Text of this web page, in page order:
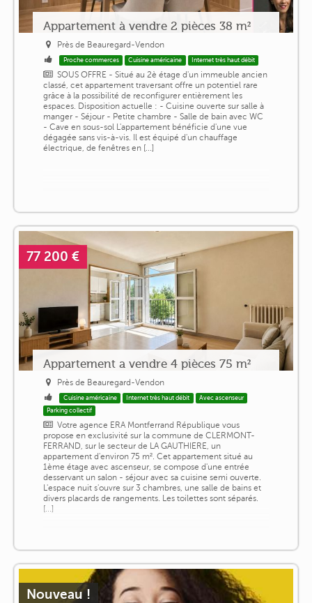
Appartement à vendre 2 pièces 38 m²
Près de Beauregard-Vendon
Proche commerces Cuisine américaine Internet très haut débit
SOUS OFFRE - Situé au 2è étage d'un immeuble ancien
classé, cet appartement traversant offre un potentiel rare
grâce à la possibilité de reconfigurer entièrement les
espaces. Disposition actuelle : - Cuisine ouverte sur salle à
manger - Séjour - Petite chambre - Salle de bain avec WC
- Cave en sous-sol L'appartement bénéficie d'une vue
dégagée sans vis-à-vis. Il est équipé d'un chauffage
électrique, de fenêtres en [...]
77 200 €
Appartement a vendre 4 pièces 75 m²
Près de Beauregard-Vendon
Cuisine américaine Internet très haut débit
Avec ascenseur
Parking collectif
Votre agence ERA Montferrand République vous
propose en exclusivité sur la commune de CLERMONT-
FERRAND, sur le secteur de LA GAUTHIERE, un
appartement d'environ 75 m². Cet appartement situé au
1ème étage avec ascenseur, se compose d'une entrée
desservant un salon - séjour avec sa cuisine semi ouverte.
L'espace nuit s'ouvre sur 3 chambres, une salle de bains et
divers placards de rangements. Les toilettes sont séparés.
[...]
Nouveau !